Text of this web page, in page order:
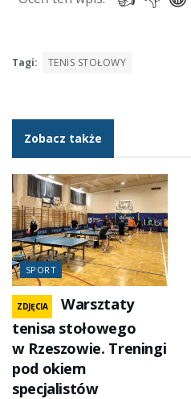
Tagi: TENIS STOŁOWY
Zobacz także
SPORT
ZDJĘCIA
Warsztaty
tenisa stołowego
w Rzeszowie. Treningi
pod okiem
specjalistów